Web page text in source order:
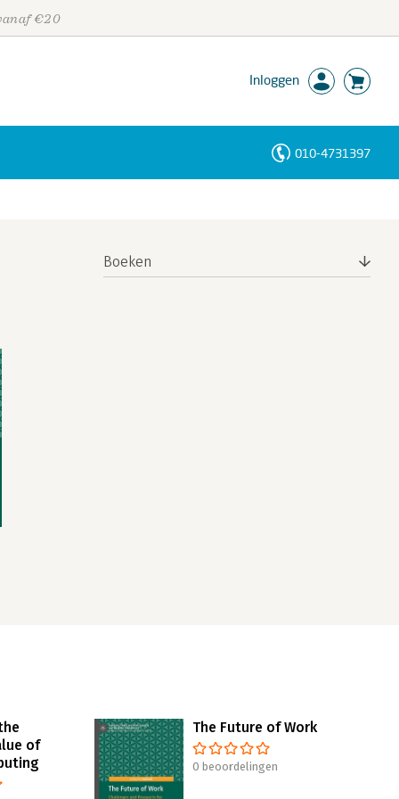
€20
Inloggen
010-4731397
Boeken
of
The Future of Work
0 beoordelingen
Personen